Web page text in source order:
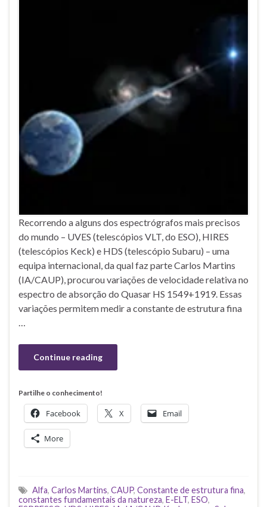
Recorrendo a alguns dos espectrógrafos mais precisos
do mundo – UVES (telescópios VLT, do ESO), HIRES
(telescópios Keck) e HDS (telescópio Subaru) – uma
equipa internacional, da qual faz parte Carlos Martins
(IA/CAUP), procurou variações de velocidade relativa no
espectro de absorção do Quasar HS 1549+1919. Essas
variações permitem medir a constante de estrutura fina
…
Continue reading
Partilhe o conhecimento!
Facebook X Email
More
Alfa, Carlos Martins, CAUP, Constante de estrutura fina,
constantes fundamentais da natureza, E-ELT, ESO,